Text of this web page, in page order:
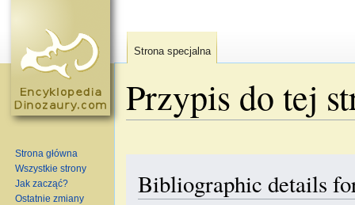
Przypis do tej
Bibliographic details
Strona specjalna
Strona główna
Wszystkie strony
Jak zacząć?
Ostatnie zmiany